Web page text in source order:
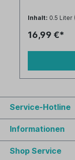
LW31/41 /
LW80 / LW81 /
Inhalt: 0.5 Liter
16,99 €*
Service-Hotline
Informationen
Shop Service